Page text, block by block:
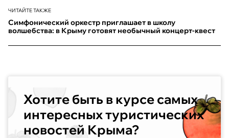
ЧИТАЙТЕ ТАКЖЕ
Симфонический оркестр приглашает в школу
волшебства: в Крыму готовят необычный концерт-квест
Хотите быть в курсе самых
интересных туристических
новостей Крыма?